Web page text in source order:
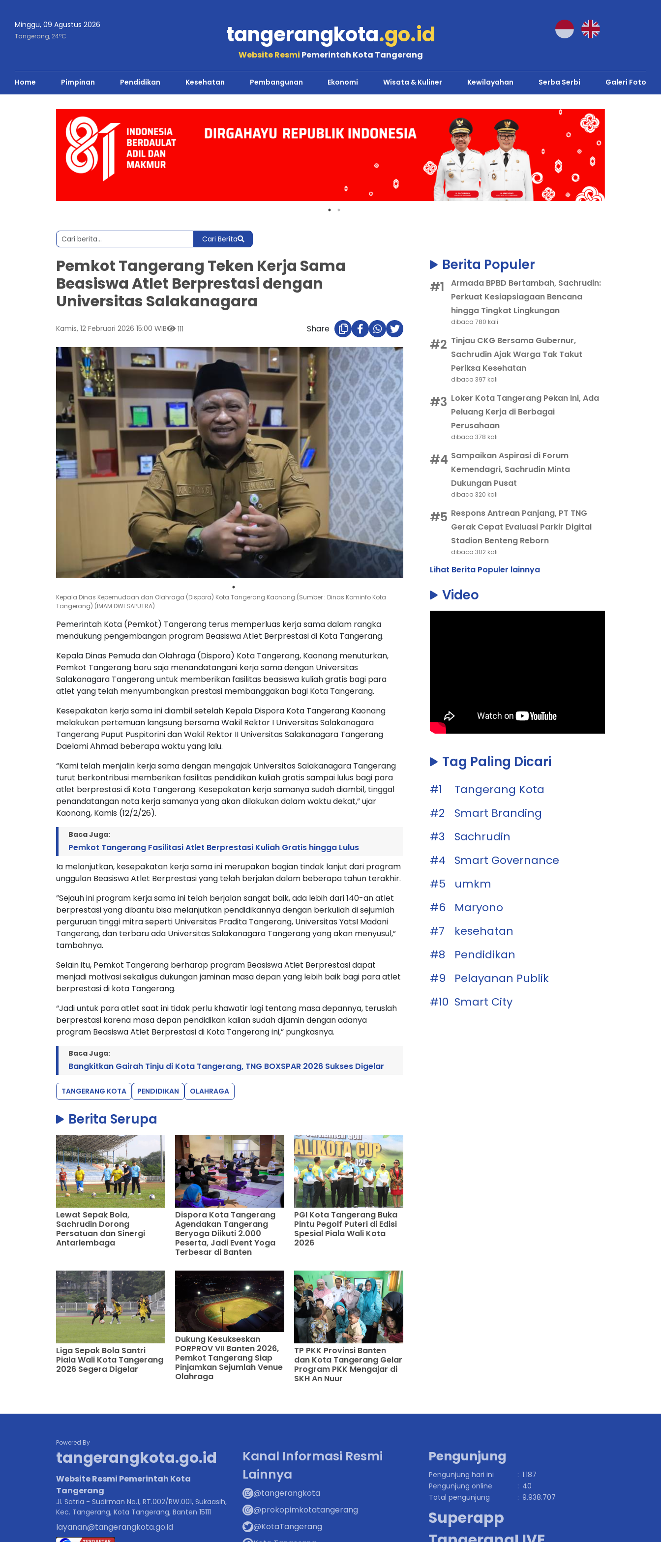
Minggu, 09 Agustus 2026
Tangerang, 24oC tangerangkota.go.id
Website Resmi Pemerintah Kota Tangerang
Home Pimpinan Pendidikan Kesehatan Pembangunan Ekonomi Wisata & Kuliner Kewilayahan Serba Serbi Galeri Foto
Cari Berita
Pemkot Tangerang Teken Kerja Sama
Beasiswa Atlet Berprestasi dengan
Universitas Salakanagara
Kamis, 12 Februari 2026 15:00 WIB 111 Share
Kepala Dinas Kepemudaan dan Olahraga (Dispora) Kota Tangerang Kaonang (Sumber : Dinas Kominfo Kota
Tangerang) (IMAM DWI SAPUTRA)
Pemerintah Kota (Pemkot) Tangerang terus memperluas kerja sama dalam rangka
mendukung pengembangan program Beasiswa Atlet Berprestasi di Kota Tangerang.
Kepala Dinas Pemuda dan Olahraga (Dispora) Kota Tangerang, Kaonang menuturkan,
Pemkot Tangerang baru saja menandatangani kerja sama dengan Universitas
Salakanagara Tangerang untuk memberikan fasilitas beasiswa kuliah gratis bagi para
atlet yang telah menyumbangkan prestasi membanggakan bagi Kota Tangerang.
Kesepakatan kerja sama ini diambil setelah Kepala Dispora Kota Tangerang Kaonang
melakukan pertemuan langsung bersama Wakil Rektor I Universitas Salakanagara
Tangerang Puput Puspitorini dan Wakil Rektor II Universitas Salakanagara Tangerang
Daelami Ahmad beberapa waktu yang lalu.
“Kami telah menjalin kerja sama dengan mengajak Universitas Salakanagara Tangerang
turut berkontribusi memberikan fasilitas pendidikan kuliah gratis sampai lulus bagi para
atlet berprestasi di Kota Tangerang. Kesepakatan kerja samanya sudah diambil, tinggal
penandatangan nota kerja samanya yang akan dilakukan dalam waktu dekat,” ujar
Kaonang, Kamis (12/2/26).
Baca Juga:
Pemkot Tangerang Fasilitasi Atlet Berprestasi Kuliah Gratis hingga Lulus
Ia melanjutkan, kesepakatan kerja sama ini merupakan bagian tindak lanjut dari program
unggulan Beasiswa Atlet Berprestasi yang telah berjalan dalam beberapa tahun terakhir.
”Sejauh ini program kerja sama ini telah berjalan sangat baik, ada lebih dari 140-an atlet
berprestasi yang dibantu bisa melanjutkan pendidikannya dengan berkuliah di sejumlah
perguruan tinggi mitra seperti Universitas Pradita Tangerang, Universitas YatsI Madani
Tangerang, dan terbaru ada Universitas Salakanagara Tangerang yang akan menyusul,”
tambahnya.
Selain itu, Pemkot Tangerang berharap program Beasiswa Atlet Berprestasi dapat
menjadi motivasi sekaligus dukungan jaminan masa depan yang lebih baik bagi para atlet
berprestasi di kota Tangerang.
“Jadi untuk para atlet saat ini tidak perlu khawatir lagi tentang masa depannya, teruslah
berprestasi karena masa depan pendidikan kalian sudah dijamin dengan adanya
program Beasiswa Atlet Berprestasi di Kota Tangerang ini,” pungkasnya.
Baca Juga:
Bangkitkan Gairah Tinju di Kota Tangerang, TNG BOXSPAR 2026 Sukses Digelar
TANGERANG KOTA PENDIDIKAN OLAHRAGA
Berita Serupa
Lewat Sepak Bola,
Sachrudin Dorong
Persatuan dan Sinergi
Antarlembaga
Dispora Kota Tangerang
Agendakan Tangerang
Beryoga Diikuti 2.000
Peserta, Jadi Event Yoga
Terbesar di Banten
PGI Kota Tangerang Buka
Pintu Pegolf Puteri di Edisi
Spesial Piala Wali Kota
2026
Liga Sepak Bola Santri
Piala Wali Kota Tangerang
2026 Segera Digelar
Dukung Kesukseskan
PORPROV VII Banten 2026,
Pemkot Tangerang Siap
Pinjamkan Sejumlah Venue
Olahraga
TP PKK Provinsi Banten
dan Kota Tangerang Gelar
Program PKK Mengajar di
SKH An Nuur
Berita Populer
#1
Armada BPBD Bertambah, Sachrudin:
Perkuat Kesiapsiagaan Bencana
hingga Tingkat Lingkungan
dibaca 780 kali
#2 Tinjau CKG Bersama Gubernur,
Sachrudin Ajak Warga Tak Takut
Periksa Kesehatan
dibaca 397 kali
#3 Loker Kota Tangerang Pekan Ini, Ada
Peluang Kerja di Berbagai
Perusahaan
dibaca 378 kali
#4 Sampaikan Aspirasi di Forum
Kemendagri, Sachrudin Minta
Dukungan Pusat
dibaca 320 kali
#5 Respons Antrean Panjang, PT TNG
Gerak Cepat Evaluasi Parkir Digital
Stadion Benteng Reborn
dibaca 302 kali
Lihat Berita Populer lainnya
Video
Tag Paling Dicari
#1
Tangerang Kota
#2
Smart Branding
#3
Sachrudin
#4
Smart Governance
#5
umkm
#6
Maryono
#7
kesehatan
#8
Pendidikan
#9
Pelayanan Publik
#10 Smart City
Powered By
tangerangkota.go.id
Website Resmi Pemerintah Kota
Tangerang
Jl. Satria - Sudirman No.1, RT.002/RW.001, Sukaasih,
Kec. Tangerang, Kota Tangerang, Banten 15111
layanan@tangerangkota.go.id
Kanal Informasi Resmi
Lainnya
@tangerangkota
@prokopimkotatangerang
@KotaTangerang
Pengunjung
Pengunjung hari ini : 1.187
Pengunjung online
: 40
Total pengunjung
: 9.938.707
Superapp